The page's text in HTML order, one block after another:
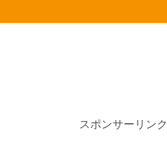
スポンサーリンク